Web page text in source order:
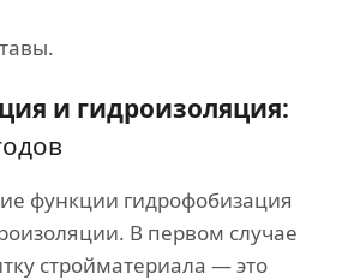
и гидроизоляция:
функции гидрофобизация
В первом случае
стройматериала — это